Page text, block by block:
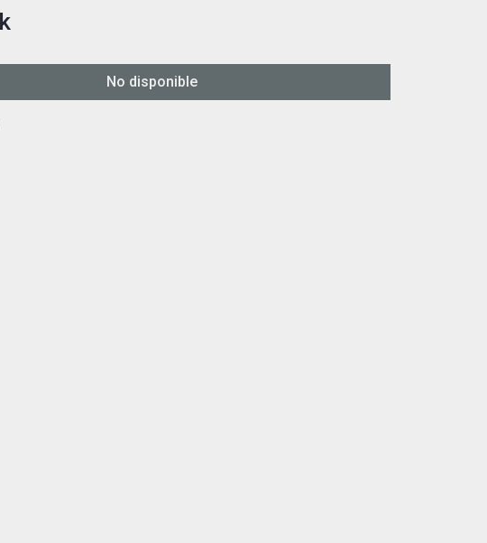
No disponible